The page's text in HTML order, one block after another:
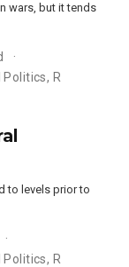
wars, but it tends
Politics, R
to levels prior to
Politics, R